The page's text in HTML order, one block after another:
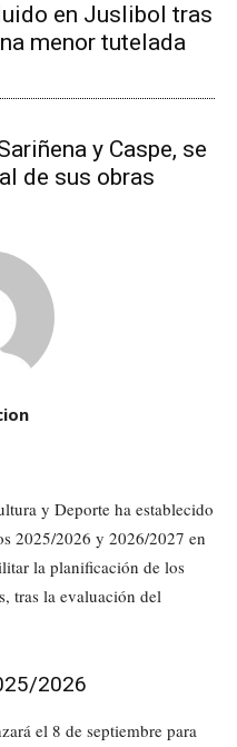
en Juslibol tras
menor tutelada
y Caspe, se
de sus obras
y Deporte ha establecido
2025/2026 y 2026/2027 en
la planificación de los
tras la evaluación del
2026
el 8 de septiembre para